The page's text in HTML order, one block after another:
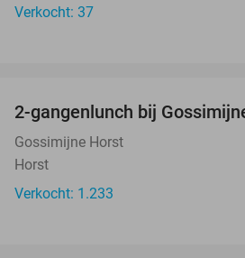
Verkocht: 37
2-gangenlunch bij
Gossimijne Horst
Horst
Verkocht: 1.233